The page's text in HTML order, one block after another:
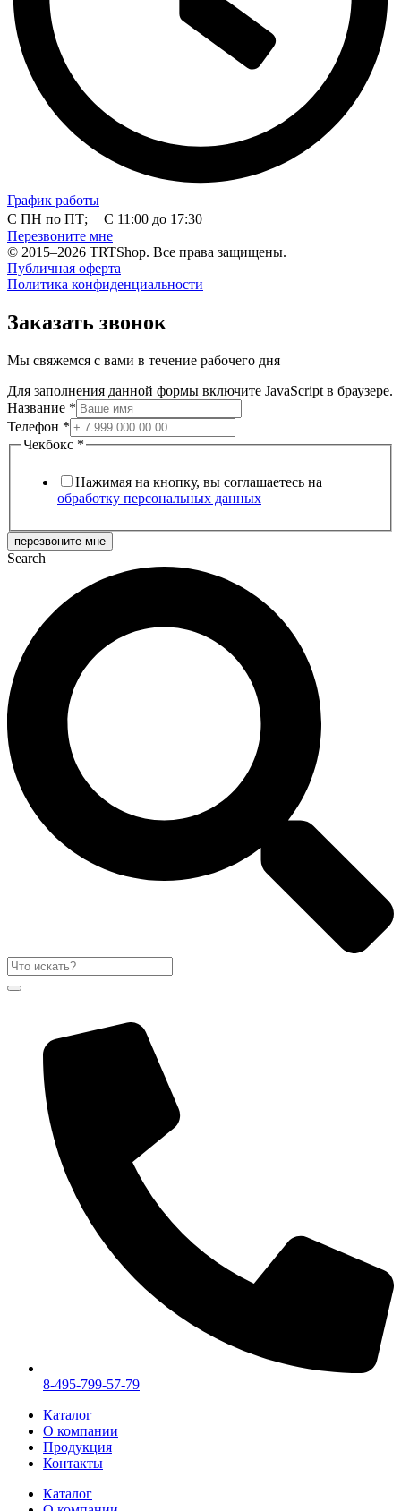
График работы
С ПН по ПТ; С 11:00 до 17:30
Перезвоните мне
© 2015–2026 TRTShop. Все права защищены.
Публичная оферта
Политика конфиденциальности
Заказать звонок
Мы свяжемся с вами в течение рабочего дня
Для заполнения данной формы включите JavaScript в браузере.
Название *
Телефон *
Чекбокс *
Нажимая на кнопку, вы соглашаетесь на
обработку персональных данных
перезвоните мне
Search
8-495-799-57-79
Каталог
О компании
Продукция
Контакты
Каталог